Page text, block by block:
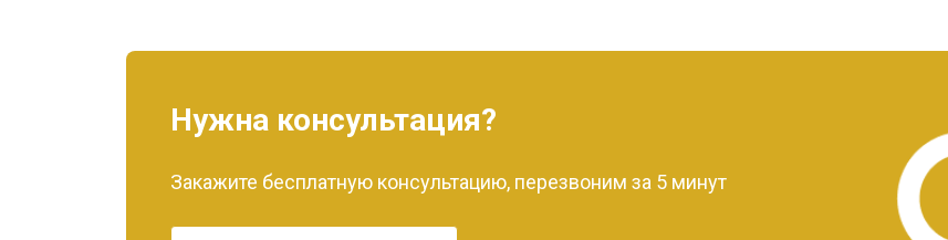
Нужна консультация?
Закажите бесплатную консультацию, перезвоним за 5 минут